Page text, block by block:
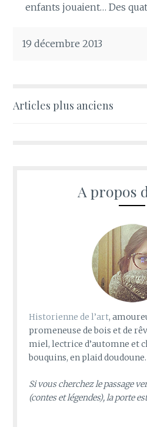
enfants jouaient… Des
19 décembre 2013
Navigation
Articles plus anciens
A propos
Historienne de l’art,
promeneuse de bois et de
miel, lectrice d’automne et
bouquins, en plaid
Si vous cherchez le passage
(contes et légendes), la porte